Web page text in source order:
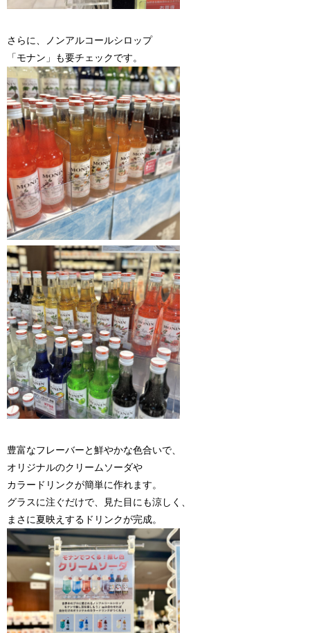
さらに、ノンアルコールシロップ
「モナン」も要チェックです。
豊富なフレーバーと鮮やかな色合いで、
オリジナルのクリームソーダや
カラードリンクが簡単に作れます。
グラスに注ぐだけで、見た目にも涼しく、
まさに夏映えするドリンクが完成。